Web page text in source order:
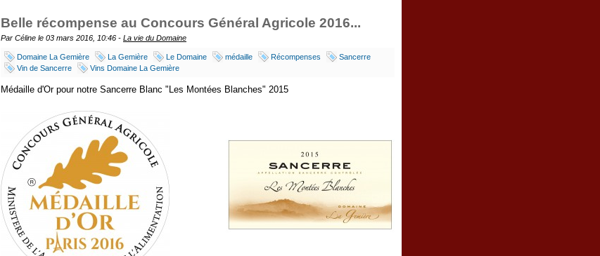
Belle récompense au Concours Général Agricole 2016...
Par Céline le 03 mars 2016, 10:46 - La vie du Domaine
Domaine La Gemière La Gemière Le Domaine médaille Récompenses
Sancerre
Vin de Sancerre
Vins Domaine La Gemière
Médaille d'Or pour notre Sancerre Blanc "Les Montées Blanches" 2015